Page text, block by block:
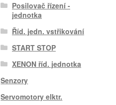
Posilovač řízení -
jednotka
Říd. jedn. vstřikování
START STOP
XENON říd. jednotka
Senzory
Servomotory elktr.